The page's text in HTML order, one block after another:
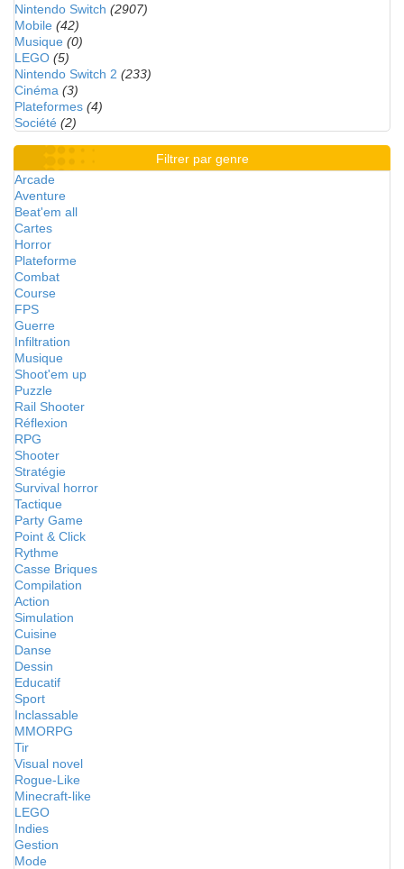
Nintendo Switch (2907)
Mobile (42)
Musique (0)
LEGO (5)
Nintendo Switch 2 (233)
Cinéma (3)
Plateformes (4)
Société (2)
Filtrer par genre
Arcade
Aventure
Beat'em all
Cartes
Horror
Plateforme
Combat
Course
FPS
Guerre
Infiltration
Musique
Shoot'em up
Puzzle
Rail Shooter
Réflexion
RPG
Shooter
Stratégie
Survival horror
Tactique
Party Game
Point & Click
Rythme
Casse Briques
Compilation
Action
Simulation
Cuisine
Danse
Dessin
Educatif
Sport
Inclassable
MMORPG
Tir
Visual novel
Rogue-Like
Minecraft-like
LEGO
Indies
Gestion
Mode